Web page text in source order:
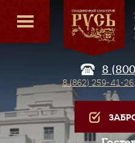
8
8 (862) 259-41-26,